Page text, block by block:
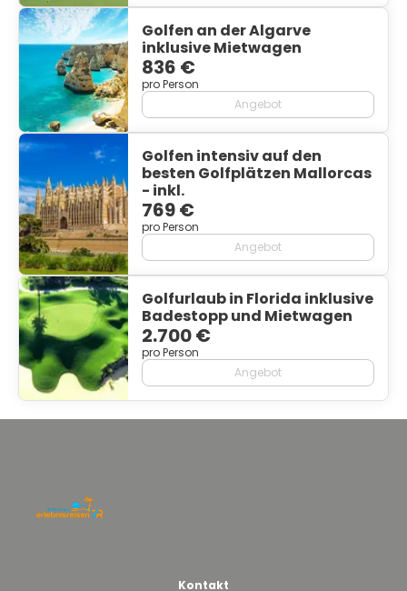
Golfen an der Algarve
inklusive Mietwagen
836 €
pro Person
Angebot
Golfen intensiv auf den
besten Golfplätzen Mallorcas
- inkl.
769 €
pro Person
Angebot
Golfurlaub in Florida inklusive
Badestopp und Mietwagen
2.700 €
pro Person
Angebot
Kontakt